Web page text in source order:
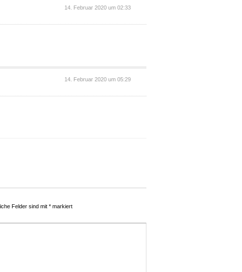
14. Februar 2020 um 02:33
14. Februar 2020 um 05:29
Felder sind mit *markiert